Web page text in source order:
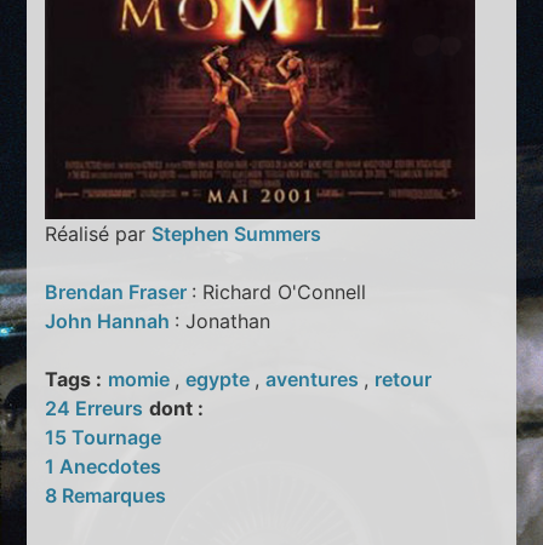
Réalisé par Stephen Summers
Brendan Fraser : Richard O'Connell
John Hannah : Jonathan
Tags : momie ,egypte ,aventures , retour
24 Erreurs dont :
15 Tournage
1 Anecdotes
8 Remarques